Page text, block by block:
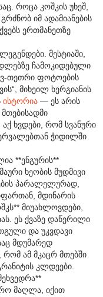
როცა კოშკის უხეშ,
იმ ადამიანების
ერთმანეთზე
მესტიაში,
ჩამოკიდებული
თეთრი ფოტოების
მიხეილ ხერგიანის
ისტორია — ეს არის
ხვდები, რომ სვანური
ჭიდილში
**ენგურის**
ხეობის მუდმივი
პარალელურად,
მდინარის
მიუახლოვდები,
ეს ქვაზე დაწერილი
და უკვდავი
მდუმარედ
რომ ამ მკაცრ მთებში
კლდეები.
მაღლა, იქით